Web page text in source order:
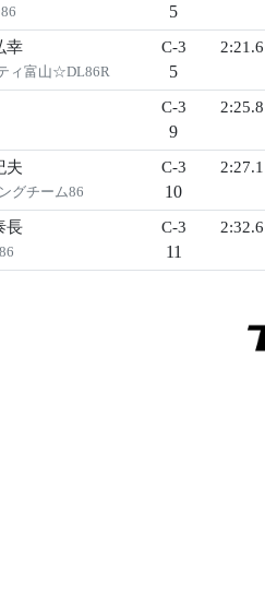
5
幸
ィ富山☆DL86R
C-3
5
2:21.6
C-3
9
2:25.8
夫
グチーム86
C-3
10
2:27.1
長 C-3
11
2:32.6